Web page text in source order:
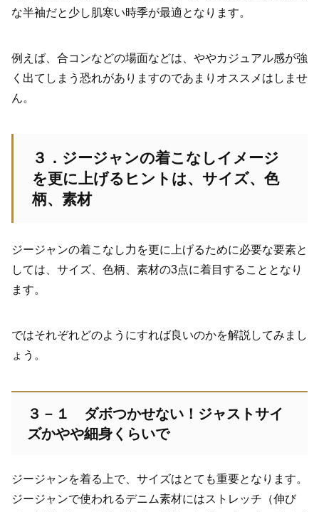
な半袖だと少し肌寒い時季が最適となります。
例えば、合コンなどの場面などは、ややカジュアル感が強
く出てしまう恐れがありますのであまりオススメはしませ
ん。
３．ジージャンの着こなしイメージ
を更に上げるヒントは、サイズ、色
柄、素材
ジージャンの着こなし力を更に上げるために必要な要素と
しては、サイズ、色柄、素材の3点に着目することとなり
ます。
ではそれぞれどのようにすれば良いのかを解説してみまし
ょう。
３－１ ダボつかせない！ジャストサイ
ズかやや細身くらいで
ジージャンを着る上で、サイズはとても重要となります。
ジージャンで使われるデニム素材にはストレッチ（伸び